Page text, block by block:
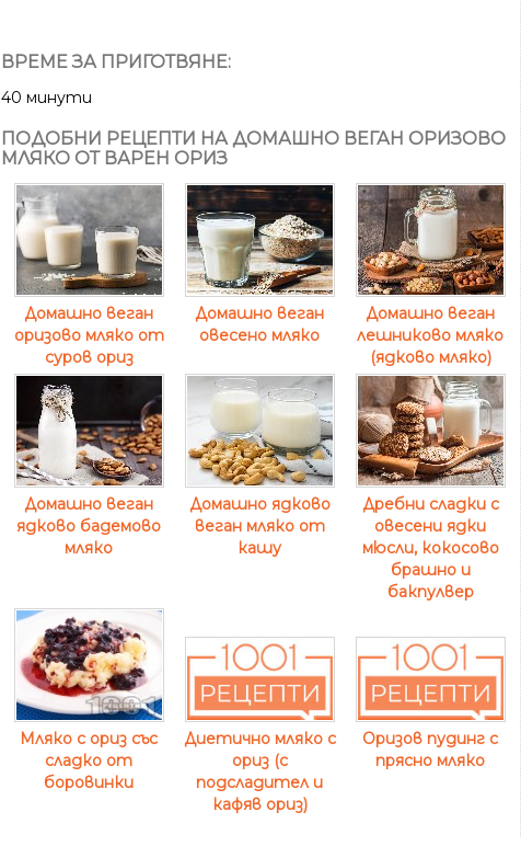
ВРЕМЕ ЗА ПРИГОТВЯНЕ:
40 минути
ПОДОБНИ РЕЦЕПТИ НА ДОМАШНО ВЕГАН ОРИЗОВО
МЛЯКО ОТ ВАРЕН ОРИЗ
Домашно веган
оризово мляко от
суров ориз
Домашно веган
овесено мляко
Домашно веган
лешниково мляко
(ядково мляко)
Домашно веган
ядково бадемово
мляко
Домашно ядково
веган мляко от
кашу
Дребни сладки с
овесени ядки
мюсли, кокосово
брашно и
бакпулвер
Мляко с ориз със
сладко от
боровинки
Диетично мляко с
ориз (с
подсладител и
кафяв ориз)
Оризов пудинг с
прясно мляко